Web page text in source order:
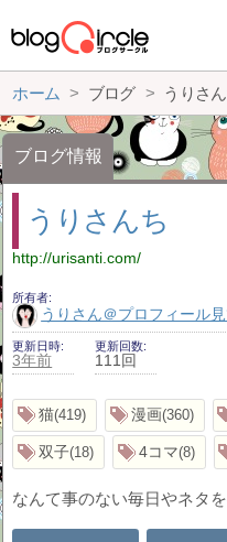
ホーム ブログ うりさ
ブログ情報
うりさんち
http://urisanti.com/
所有者
うりさん＠プロフィール
更新日時
3年前
更新回数
111回
猫 419 漫画 360
双子 18 4コマ 8
なんて事のない毎日やネタ